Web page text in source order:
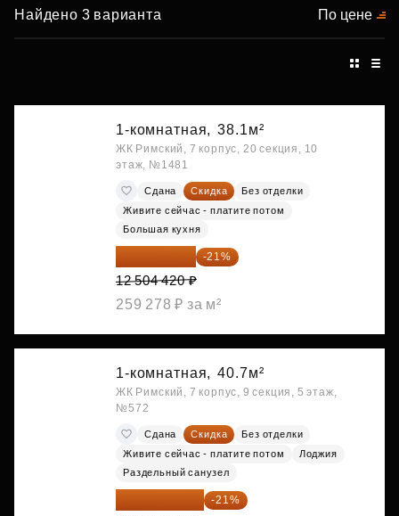
Найдено 3 варианта По цене
1-комнатная, 38.1м²
ЖК Римский, 7 корпус, 20 секция, 10
этаж, №1481
Сдана Скидка
Без отделки
Живите сейчас - платите потом
Большая кухня
-21%
12 504 420 ₽
259 278 ₽ за м²
1-комнатная, 40.7м²
ЖК Римский, 7 корпус, 9 секция, 5 этаж,
№572
Сдана Скидка
Без отделки
Живите сейчас - платите потом
Лоджия
Раздельный санузел
10 176 425 ₽ -21%